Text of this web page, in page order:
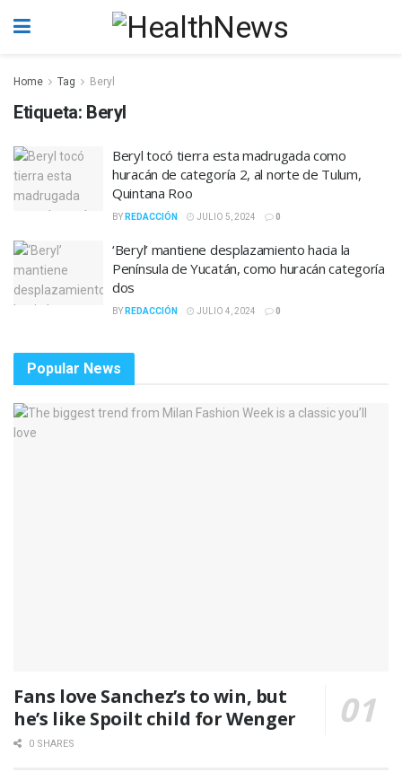
Home Tag Beryl
Etiqueta: Beryl
Beryl tocó tierra esta madrugada como
huracán de categoría 2, al norte de Tulum,
Quintana Roo
BY REDACCIÓN JULIO 5, 2024 0
‘Beryl’ mantiene desplazamiento hacia la
Península de Yucatán, como huracán categoría
dos
BY REDACCIÓN JULIO 4, 2024 0
Popular News
Fans love Sanchez’s to win, but
he’s like Spoilt child for Wenger
0 SHARES